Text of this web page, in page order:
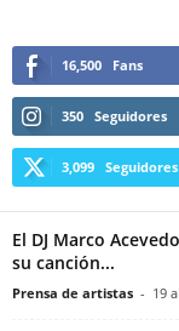
16,500 Fans
350 Seguidores
3,099 Seguidores
El DJ Marco
su canción...
Prensa de artistas - 19